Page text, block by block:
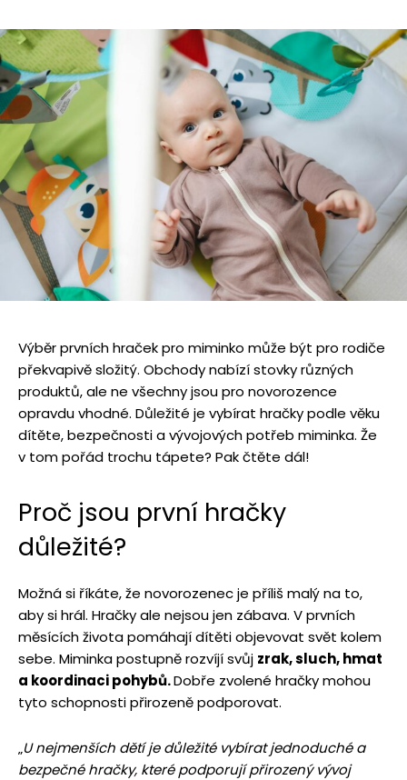
Výběr prvních hraček pro miminko může být pro rodiče
překvapivě složitý. Obchody nabízí stovky různých
produktů, ale ne všechny jsou pro novorozence
opravdu vhodné. Důležité je vybírat hračky podle věku
dítěte, bezpečnosti a vývojových potřeb miminka. Že
v tom pořád trochu tápete? Pak čtěte dál!
Proč jsou první hračky
důležité?
Možná si říkáte, že novorozenec je příliš malý na to,
aby si hrál. Hračky ale nejsou jen zábava. V prvních
měsících života pomáhají dítěti objevovat svět kolem
sebe. Miminka postupně rozvíjí svůj zrak, sluch, hmat
a koordinaci pohybů.Dobře zvolené hračky mohou
tyto schopnosti přirozeně podporovat.
„U nejmenších dětí je důležité vybírat jednoduché a
bezpečné hračky, které podporují přirozený vývoj